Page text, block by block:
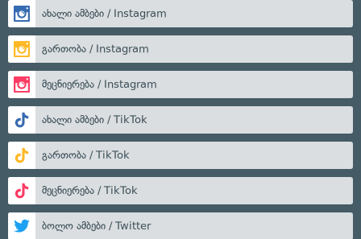
ახალი ამბები / Instagram
გართობა / Instagram
მეცნიერება / Instagram
ახალი ამბები / TikTok
გართობა / TikTok
მეცნიერება / TikTok
ბოლო ამბები / Twitter